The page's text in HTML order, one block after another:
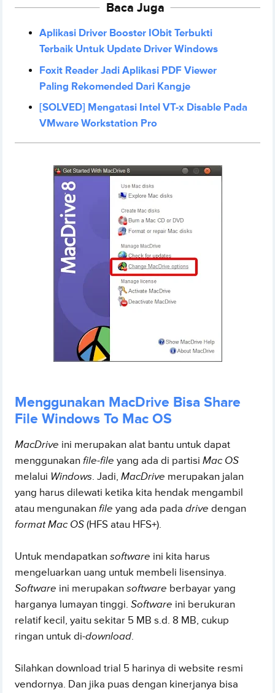
Baca Juga
Aplikasi Driver Booster IObit Terbukti
Terbaik Untuk Update Driver Windows
Foxit Reader Jadi Aplikasi PDF Viewer
Paling Rekomended Dari Kangje
[SOLVED] Mengatasi Intel VT-x Disable Pada
VMware Workstation Pro
Menggunakan MacDrive Bisa Share
File Windows To Mac OS
MacDrive ini merupakan alat bantu untuk dapat
menggunakanfile-fileyang ada di partisiMac OS
melalui Windows. Jadi,MacDrive merupakan jalan
yang harus dilewati ketika kita hendak mengambil
atau mengunakanfileyang ada padadrivedengan
format Mac OS(HFS atau HFS+).
Untuk mendapatkansoftware ini kita harus
mengeluarkan uang untuk membeli lisensinya.
Software ini merupakansoftware berbayar yang
harganya lumayan tinggi.Software ini berukuran
relatif kecil, yaitu sekitar 5 MB s.d. 8 MB, cukup
ringan untuk di-download.
Silahkan download trial 5 harinya di website resmi
vendornya. Dan jika puas dengan kinerjanya bisa